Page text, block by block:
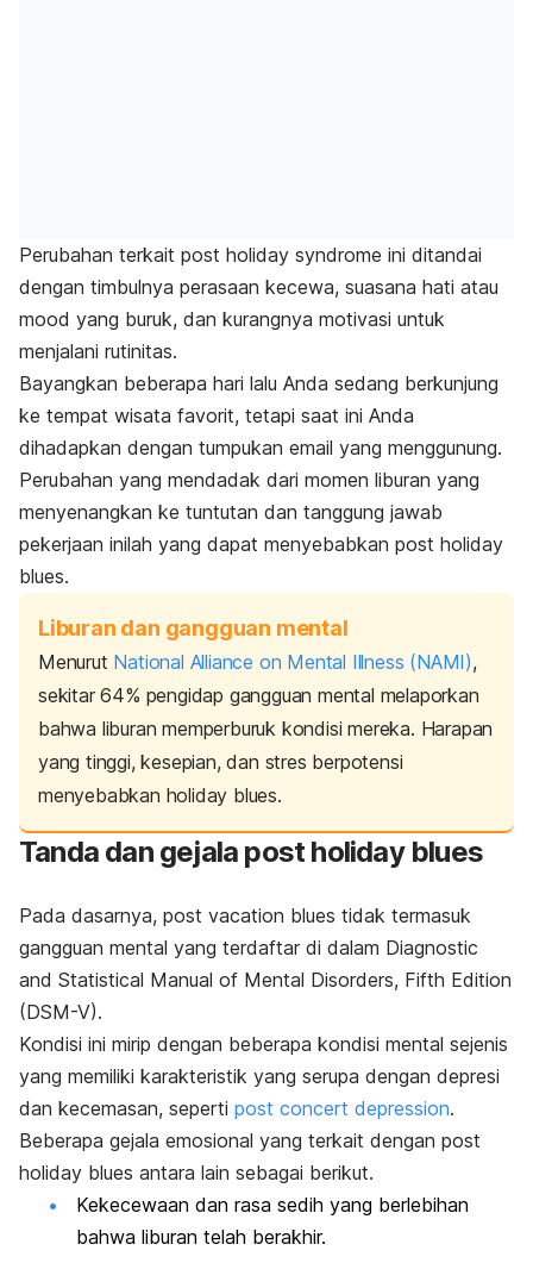
Perubahan terkait post holiday syndrome ini ditandai
dengan timbulnya perasaan kecewa, suasana hati atau
mood yang buruk, dan kurangnya motivasi untuk
menjalani rutinitas.
Bayangkan beberapa hari lalu Anda sedang berkunjung
ke tempat wisata favorit, tetapi saat ini Anda
dihadapkan dengan tumpukan email yang menggunung.
Perubahan yang mendadak dari momen liburan yang
menyenangkan ke tuntutan dan tanggung jawab
pekerjaan inilah yang dapat menyebabkan post holiday
blues.
Liburan dan gangguan mental
Menurut National Alliance on Mental Illness (NAMI),
sekitar 64% pengidap gangguan mental melaporkan
bahwa liburan memperburuk kondisi mereka. Harapan
yang tinggi, kesepian, dan stres berpotensi
menyebabkan holiday blues.
Tanda dan gejala post holiday blues
Pada dasarnya, post vacation blues tidak termasuk
gangguan mental yang terdaftar di dalam Diagnostic
and Statistical Manual of Mental Disorders, Fifth Edition
(DSM-V).
Kondisi ini mirip dengan beberapa kondisi mental sejenis
yang memiliki karakteristik yang serupa dengan depresi
dan kecemasan, seperti post concert depression.
Beberapa gejala emosional yang terkait dengan post
holiday blues antara lain sebagai berikut.
Kekecewaan dan rasa sedih yang berlebihan
bahwa liburan telah berakhir.